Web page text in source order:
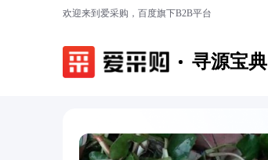
欢迎来到爱采购，百度旗下B2B平台
寻源宝典